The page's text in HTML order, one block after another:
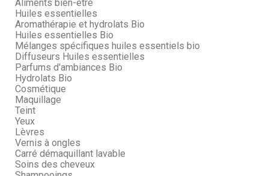
Aliments bien-être
Huiles essentielles
Aromathérapie et hydrolats Bio
Huiles essentielles Bio
Mélanges spécifiques huiles essentiels bio
Diffuseurs Huiles essentielles
Parfums d'ambiances Bio
Hydrolats Bio
Cosmétique
Maquillage
Teint
Yeux
Lèvres
Vernis à ongles
Carré démaquillant lavable
Soins des cheveux